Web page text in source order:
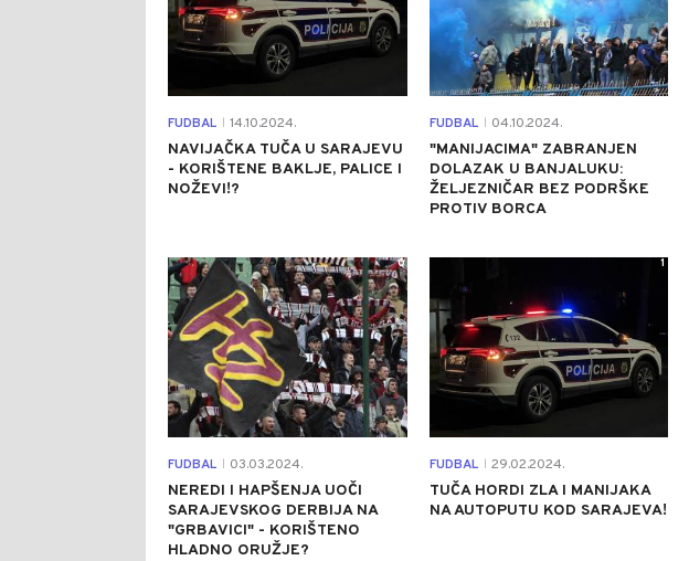
FUDBAL 14.10.2024.
NAVIJAČKA TUČA U SARAJEVU
- KORIŠTENE BAKLJE, PALICE I
NOŽEVI!?
FUDBAL 04.10.2024.
"MANIJACIMA" ZABRANJEN
DOLAZAK U BANJALUKU:
ŽELJEZNIČAR BEZ PODRŠKE
PROTIV BORCA
FUDBAL 03.03.2024.
NEREDI I HAPŠENJA UOČI
SARAJEVSKOG DERBIJA NA
"GRBAVICI" - KORIŠTENO
HLADNO ORUŽJE?
0
FUDBAL 29.02.2024.
TUČA HORDI ZLA I MANIJAKA
NA AUTOPUTU KOD SARAJEVA!
1